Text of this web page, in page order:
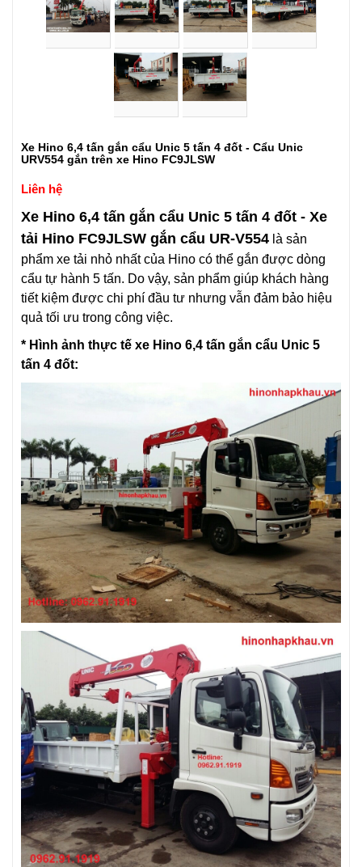
Xe Hino 6,4 tấn gắn cẩu Unic 5 tấn 4 đốt - Cẩu Unic
URV554 gắn trên xe Hino FC9JLSW
Liên hệ
Xe Hino 6,4 tấn gắn cẩu Unic 5 tấn 4 đốt - Xe
tải Hino FC9JLSW gắn cẩu UR-V554 là sản
phẩm xe tải nhỏ nhất của Hino có thể gắn được dòng
cẩu tự hành 5 tấn. Do vậy, sản phẩm giúp khách hàng
tiết kiệm được chi phí đầu tư nhưng vẫn đảm bảo hiệu
quả tối ưu trong công việc.
* Hình ảnh thực tế xe Hino 6,4 tấn gắn cẩu Unic 5
tấn 4 đốt: